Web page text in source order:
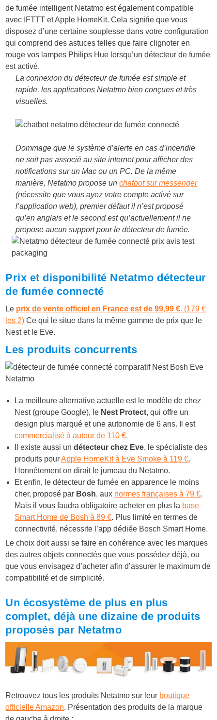
de fumée intelligent Netatmo est également compatible
avec IFTTT et Apple HomeKit. Cela signifie que vous
disposez d’une certaine souplesse dans votre configuration
qui comprend des astuces telles que faire clignoter en
rouge vos lampes Philips Hue lorsqu’un détecteur de fumée
est activé.
La connexion du détecteur de fumée est simple et
rapide, les applications Netatmo bien conçues et très
visuelles.
Dommage que le système d’alerte en cas d’incendie
ne soit pas associé au site internet pour afficher des
notifications sur un Mac ou un PC.De la même
manière, Netatmo propose unchatbot sur messenger
(nécessite que vous ayez votre compte activé sur
l’application web), premier défaut il n’est proposé
qu’en anglais et le second est qu’actuellement il ne
propose aucun support pour le détecteur de fumée.
Prix et disponibilité Netatmo détecteur
de fumée connecté
Le prix de vente officiel en France est de 99,99 €. (179 €
les 2) Ce qui le situe dans la même gamme de prix que le
Nest et le Eve.
Les produits concurrents
La meilleure alternative actuelle est le modèle de chez
Nest (groupe Google), le Nest Protect, qui offre un
design plus marqué et une autonomie de 6 ans. Il est
commercialisé à autour de 110 €.
Il existe aussi undétecteur chez Eve, le spécialiste des
produits pourApple HomeKit à Eve Smoke à 119 €.
Honnêtement on dirait le jumeau du Netatmo.
Et enfin, le détecteur de fumée en apparence le moins
cher, proposé par Bosh, aux normes françaises à 79 €.
Mais il vous faudra obligatoire acheter en plus la base
Smart Home de Bosh à 89 €. Plus limité en termes de
connectivité, nécessite l’app dédiée Bosch Smart Home.
Le choix doit aussi se faire en cohérence avec les marques
des autres objets connectés que vous possédez déjà, ou
que vous envisagez d’acheter afin d’assurer le maximum de
compatibilité et de simplicité.
Un écosystème de plus en plus
complet, déjà une dizaine de produits
proposés par Netatmo
Retrouvez tous les produits Netatmo sur leur boutique
officielle Amazon. Présentation des produits de la marque